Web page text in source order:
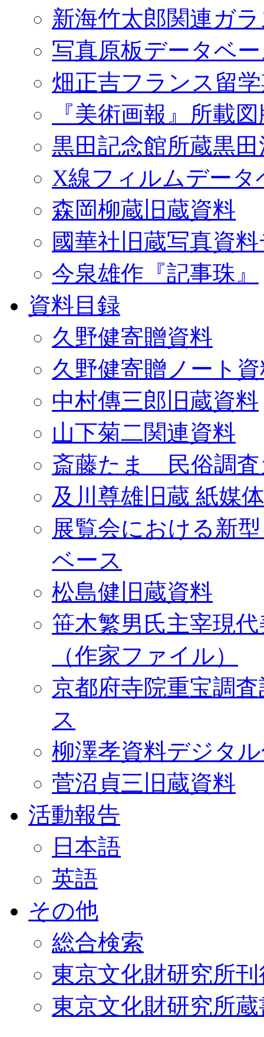
新海竹太郎関連ガ
写真原板データベ
畑正吉フランス留
『美術画報』所載
黒田記念館所蔵黒
X線フィルムデータ
森岡柳蔵旧蔵資料
國華社旧蔵写真資
今泉雄作『記事珠』
資料目録
久野健寄贈資料
久野健寄贈ノート
中村傳三郎旧蔵資料
山下菊二関連資料
斎藤たま 民俗調査
及川尊雄旧蔵 紙媒
展覧会における新
ベース
松島健旧蔵資料
笹木繁男氏主宰現
（作家ファイル）
京都府寺院重宝調
ス
柳澤孝資料デジタ
菅沼貞三旧蔵資料
活動報告
日本語
英語
その他
総合検索
東京文化財研究所
東京文化財研究所